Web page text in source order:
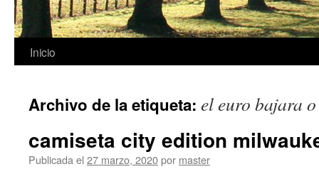
Saltar
contenido
Inicio
Archivo de la etiqueta: el euro bajara
camiseta city edition
Publicada el 27 marzo, 2020por master